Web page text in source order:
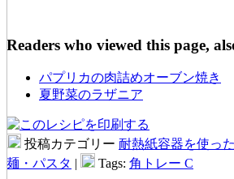
Readers who viewed this page,
パプリカの肉詰めオーブン焼き
夏野菜のラザニア
投稿カテゴリー 耐熱紙容器を使っ
麺・パスタ | Tags: 角トレー C